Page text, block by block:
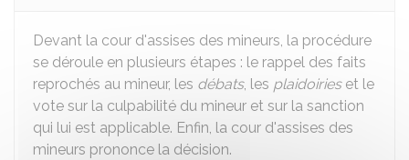
Devant la cour d'assises des mineurs, la procédure
se déroule en plusieurs étapes : le rappel des faits
reprochés au mineur, les débats, les plaidoirieset le
vote sur la culpabilité du mineur et sur la sanction
qui lui est applicable. Enfin, la cour d'assises des
mineurs prononce la décision.